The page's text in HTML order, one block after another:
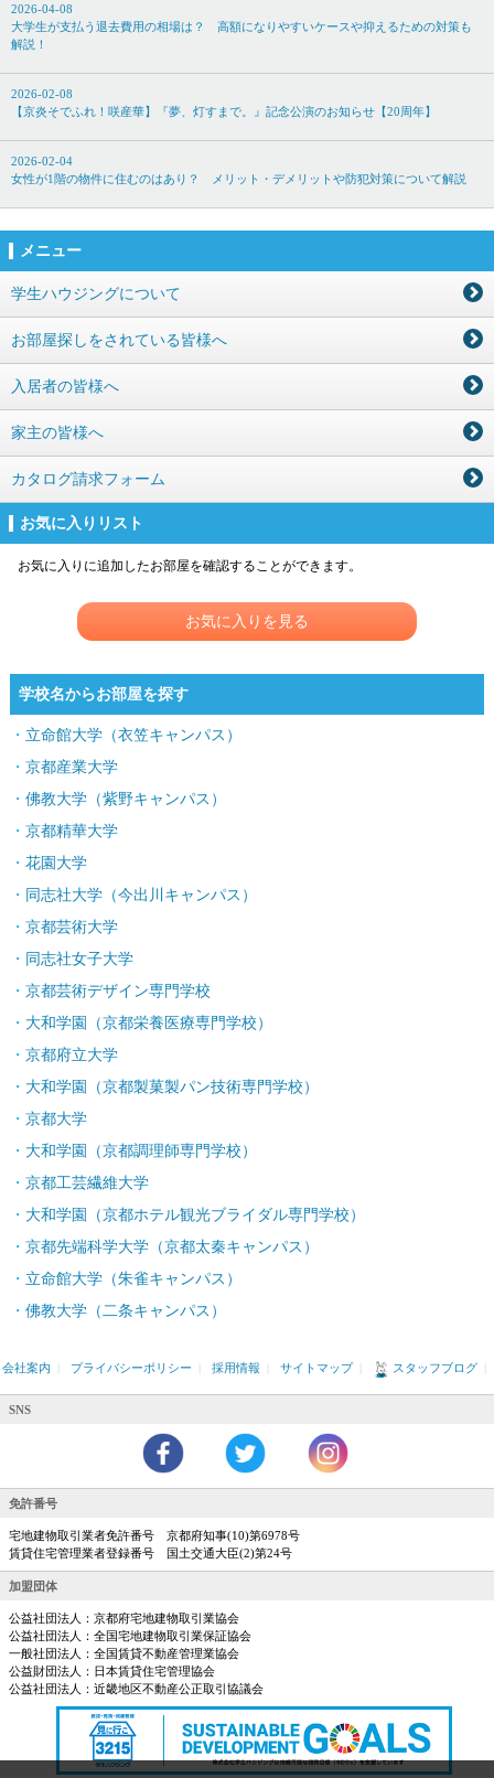
2026-04-08
大学生が支払う退去費用の相場は？ 高額になりやすいケースや抑えるための対策も
解説！
2026-02-08
【京炎そでふれ！咲産華】『夢、灯すまで。』記念公演のお知らせ【20周年】
2026-02-04
女性が1階の物件に住むのはあり？ メリット・デメリットや防犯対策について解説
メニュー
学生ハウジングについて
お部屋探しをされている皆様へ
入居者の皆様へ
家主の皆様へ
カタログ請求フォーム
お気に入りリスト
お気に入りに追加したお部屋を確認することができます。
お気に入りを見る
学校名からお部屋を探す
立命館大学（衣笠キャンパス）
京都産業大学
佛教大学（紫野キャンパス）
京都精華大学
花園大学
同志社大学（今出川キャンパス）
京都芸術大学
同志社女子大学
京都芸術デザイン専門学校
大和学園（京都栄養医療専門学校）
京都府立大学
大和学園（京都製菓製パン技術専門学校）
京都大学
大和学園（京都調理師専門学校）
京都工芸繊維大学
大和学園（京都ホテル観光ブライダル専門学校）
京都先端科学大学（京都太秦キャンパス）
立命館大学（朱雀キャンパス）
佛教大学（二条キャンパス）
会社案内 プライバシーポリシー 採用情報 サイトマップ スタッフブログ
SNS
免許番号
宅地建物取引業者免許番号 京都府知事(10)第6978号
賃貸住宅管理業者登録番号 国土交通大臣(2)第24号
加盟団体
公益社団法人：京都府宅地建物取引業協会
公益社団法人：全国宅地建物取引業保証協会
一般社団法人：全国賃貸不動産管理業協会
公益財団法人：日本賃貸住宅管理協会
公益社団法人：近畿地区不動産公正取引協議会